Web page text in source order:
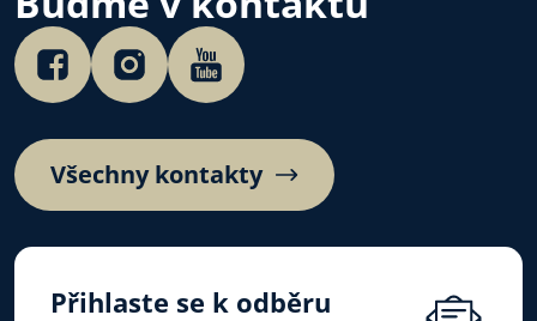
Všechny kontakty
Přihlaste se k odběru